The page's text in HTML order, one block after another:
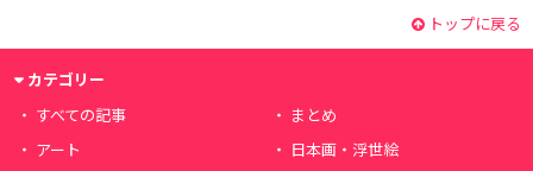
トップに戻る
カテゴリー
すべての記事
まとめ
アート
日本画・浮世絵